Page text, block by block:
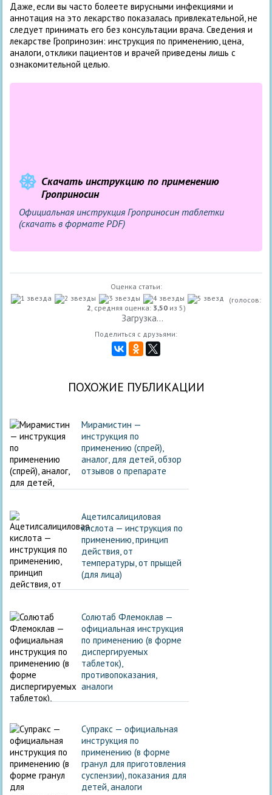
Даже, если вы часто болеете вирусными инфекциями и
аннотация на это лекарство показалась привлекательной, не
следует принимать его без консультации врача. Сведения и
лекарстве Гропринозин: инструкция по применению, цена,
аналоги, отклики пациентов и врачей приведены лишь с
ознакомительной целью.
Скачать инструкцию по применению
Гроприносин
Официальная инструкция Гроприносин таблетки
(скачать в формате PDF)
Оценка статьи:
(голосов:
2, средняя оценка: 3,50из 5)
Загрузка...
Поделиться с друзьями:
ПОХОЖИЕ ПУБЛИКАЦИИ
Мирамистин —
инструкция по
применению (спрей),
аналог, для детей, обзор
отзывов о препарате
Ацетилсалициловая
кислота — инструкция по
применению, принцип
действия, от
температуры, от прыщей
(для лица)
Солютаб Флемоклав —
официальная инструкция
по применению (в форме
диспергируемых
таблеток),
противопоказания,
аналоги
Супракс — официальная
инструкция по
применению (в форме
гранул для приготовления
суспензии), показания для
детей, аналоги